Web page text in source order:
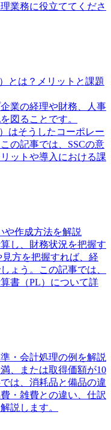
業務に役立ててくださ
とは？メリットと課題
業の経理や財務、人事
図ることです。
はそうしたコーポレー
の記事では、SSCの意
ットや導入における課
や作成方法を解説
し、財務状況を把握す
方を把握すれば、経
ょう。この記事では、
書（PL）について詳
・会計処理の例を解説
、または取得価額が10
は、消耗品と備品の違
・雑費との違い、仕訳
説します。